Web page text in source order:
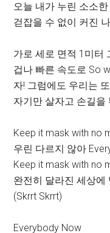
오늘 내가 누린 소소
걷잡을 수 없이 커진
가로 세로 면적 1미터
겁나 빠른 속도로 So
자! 그럼에도 우리는
자기만 살자고 손길을
Keep it mask with no
우린 다르지 않아
Keep it mask with no
완전히 달라진 세상에
(Skrrt Skrrt)
Everybody Now